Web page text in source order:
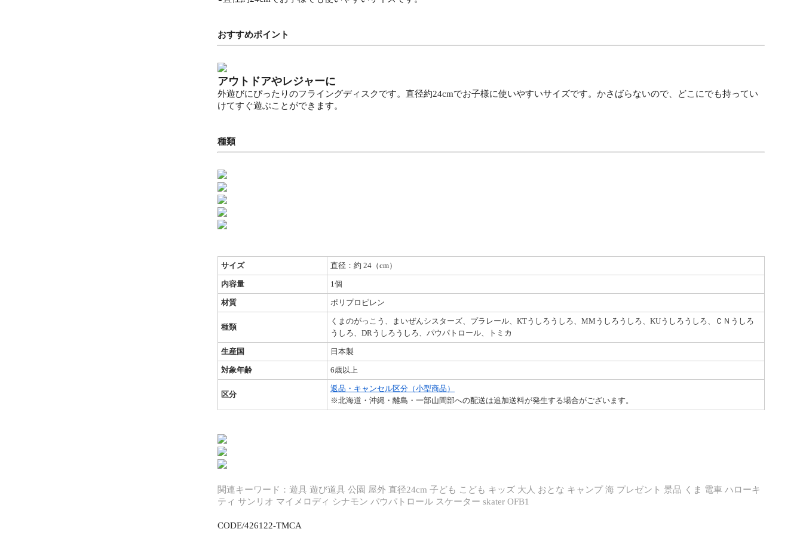
おすすめポイント
アウトドアやレジャーに
外遊びにぴったりのフライングディスクです。直径約24cmでお子様に使いやすいサイズです。かさばらないので、どこにでも持ってい
けてすぐ遊ぶことができます。
種類
サイズ 直径：約 24（cm）
内容量 1個
材質 ポリプロピレン
種類
くまのがっこう、まいぜんシスターズ、プラレール、KTうしろうしろ、MMうしろうしろ、KUうしろうしろ、ＣＮうしろ
うしろ、DRうしろうしろ、パウパトロール、トミカ
生産国 日本製
対象年齢 6歳以上
区分
返品・キャンセル区分（小型商品）
※北海道・沖縄・離島・一部山間部への配送は追加送料が発生する場合がございます。
関連キーワード：遊具 遊び道具 公園 屋外 直径24cm 子ども こども キッズ 大人 おとな キャンプ 海 プレゼント 景品 くま 電車 ハローキ
ティ サンリオ マイメロディ シナモン パウパトロール スケーター skater OFB1
CODE/426122-TMCA